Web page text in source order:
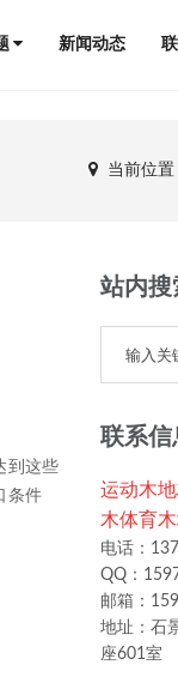
新闻动态
当前位置
到这些
条件
站内搜
联系信
运动木
木体育
电话：
QQ：
邮箱：
地址：石
座601室